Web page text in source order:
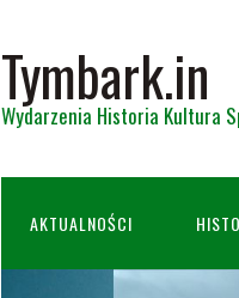
Tymbark.in
Wydarzenia Historia Kultura
AKTUALNOŚCI